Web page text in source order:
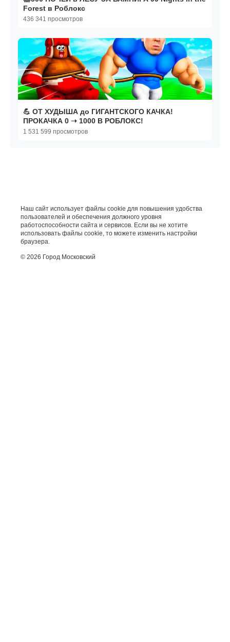
Forest в Роблокс
436 341 просмотров
💪 ОТ ХУДЫША до ГИГАНТСКОГО КАЧКА!
ПРОКАЧКА 0 ➝ 1000 В РОБЛОКС!
1 531 599 просмотров
Наш сайт использует файлы cookie для повышения удобства
пользователей и обеспечения должного уровня
работоспособности сайта и сервисов. Если вы не хотите
использовать файлы cookie, то можете изменить настройки
браузера.
© 2026 Город Московский